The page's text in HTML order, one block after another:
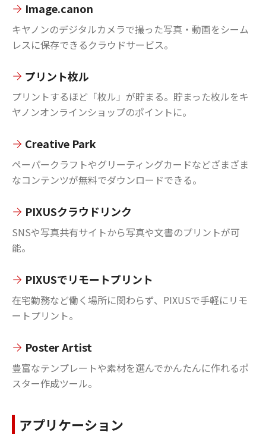
Image.canon
キヤノンのデジタルカメラで撮った写真・動画をシーム
レスに保存できるクラウドサービス。
プリント枚ル
プリントするほど「枚ル」が貯まる。貯まった枚ルをキ
ヤノンオンラインショップのポイントに。
Creative Park
ペーパークラフトやグリーティングカードなどざまざま
なコンテンツが無料でダウンロードできる。
PIXUSクラウドリンク
SNSや写真共有サイトから写真や文書のプリントが可
能。
PIXUSでリモートプリント
在宅勤務など働く場所に関わらず、PIXUSで手軽にリモ
ートプリント。
Poster Artist
豊富なテンプレートや素材を選んでかんたんに作れるポ
スター作成ツール。
アプリケーション